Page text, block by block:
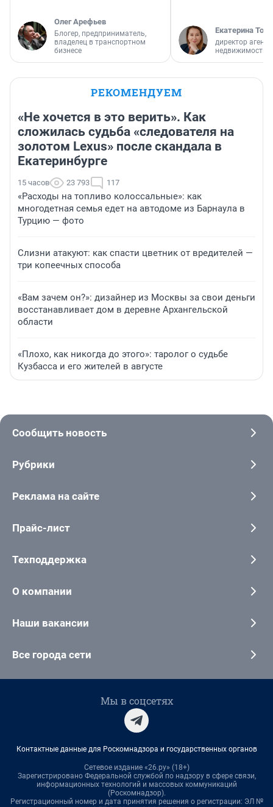
Олег Арефьев
Блогер, предприниматель,
владелец в транспортном
бизнесе
Екатерина
директор
недвижимости
РЕКОМЕНДУЕМ
«Не хочется в это верить». Как
сложилась судьба «следователя на
золотом Lexus» после скандала в
Екатеринбурге
15 часов 23 793 117
«Расходы на топливо колоссальные»: как
многодетная семья едет на автодоме из Барнаула в
Турцию — фото
Слизни атакуют: как спасти цветник от вредителей —
три копеечных способа
«Вам зачем он?»: дизайнер из Москвы за свои деньги
восстанавливает дом в деревне Архангельской
области
«Плохо, как никогда до этого»: таролог о судьбе
Кузбасса и его жителей в августе
Сообщить новость
Рубрики
Реклама на сайте
Прайс-лист
Техподдержка
О компании
Наши вакансии
Все города сети
Мы в соцсетях
Контактные данные для Роскомнадзора и государственных органов
Сетевое издание «26.ру» (18+)
Зарегистрировано Федеральной службой по надзору в сфере связи,
информационных технологий и массовых коммуникаций
(Роскомнадзор).
Регистрационный номер и дата принятия решения о регистрации: ЭЛ №